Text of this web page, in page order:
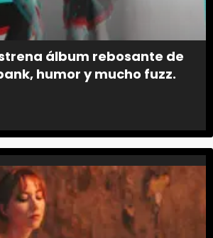
álbum rebosante de
humor y mucho fuzz.